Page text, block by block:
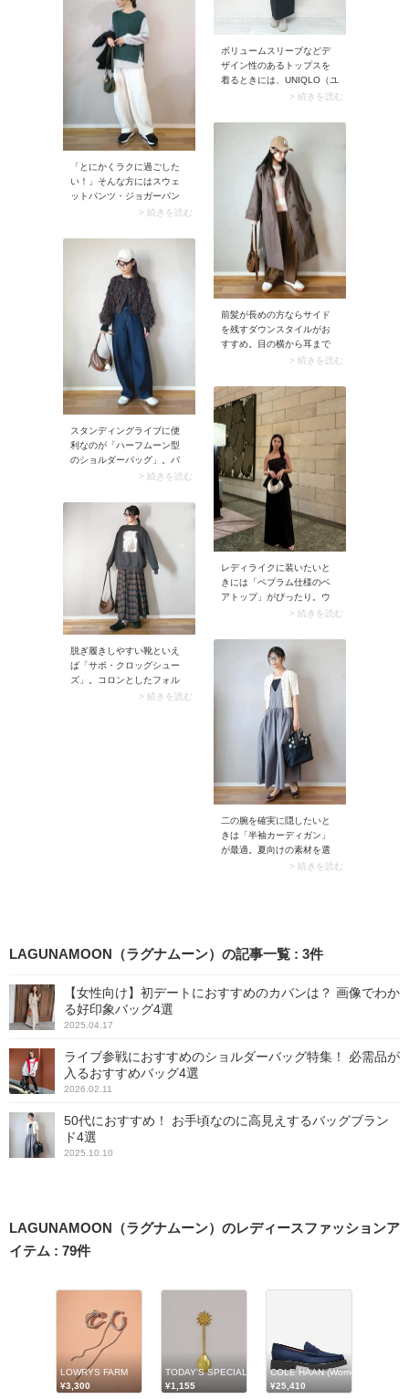
群。念のため持参しておけ
ば、会場を出た後の寒さ対
策も万全です。
ボリュームスリーブなどデ
ザイン性のあるトップスを
着るときには、UNIQLO（ユ
ニクロ）の黒ロングタイト
レッチ性の高い素材を選べ
ば食べ過ぎてしまっても安
心です。 エレガントな靴に
履き替えればホテルディナ
ーらしい装いに。寒い時期
なら同系色のショートブー
ツですっきりまとめてみま
しょう。
> 続きを読む
「とにかくラクに過ごした
い！」そんな方にはスウェ
ットパンツ・ジョガーパン
ツをリコメンド。リラクシ
あるため着心地は抜群で
す。このときTシャツを合わ
せると部屋着っぽく見える
可能性があるので、きれい
めなシャツ・ブラウスを合
わせましょう。コーデが即
お出かけモードに決まりま
すよ。
> 続きを読む
前髪が長めの方ならサイド
を残すダウンスタイルがお
すすめ。目の横から耳まで
の余白をサイドの髪が自然
わりがキュッとコンパクト
に見えますよ。このとき毛
先を軽く巻いて動きをつけ
ると、さりげないニュアン
スがプラスされてGOOD。
仕上げにヘアオイルで潤い
を足せば、洗練感のある大
人のキャップスタイルに。
> 続きを読む
スタンディングライブに便
利なのが「ハーフムーン型
のショルダーバッグ」。バ
ッグの口がカーブしている
体に馴染みます。フィット
感がありボディバッグのよ
うに使えますよ。
> 続きを読む
レディライクに装いたいと
きには「ペプラム仕様のベ
アトップ」がぴったり。ウ
エストあたりからひらりと
コーデのメリハリがアッ
プ。シーズンムードたっぷ
りな上に、肩まわりの華奢
見え効果も抜群です。
> 続きを読む
脱ぎ履きしやすい靴といえ
ば「サボ・クロッグシュー
ズ」。コロンとしたフォル
ムは大人可愛く決まる上
> 続きを読む
二の腕を確実に隠したいと
きは「半袖カーディガン」
が最適。夏向けの素材を選
ぶと涼やかでスッキリとし
> 続きを読む
LAGUNAMOON（ラグナムーン）の記事一覧 : 3件
【女性向け】初デートにおすすめのカバンは？ 画像でわか
る好印象バッグ4選
2025.04.17
ライブ参戦におすすめのショルダーバッグ特集！ 必需品が
入るおすすめバッグ4選
2026.02.11
50代におすすめ！ お手頃なのに高見えするバッグブラン
ド4選
2025.10.10
LAGUNAMOON（ラグナムーン）のレディースファッションア
イテム : 79件
LOWRYS FARM
¥3,300
TODAY'S SPECIAL
¥1,155
COLE HAAN (Women)/コール ハ
¥25,410